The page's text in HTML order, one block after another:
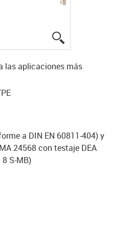
las aplicaciones más
a DIN EN 60811-404) y
24568 con testaje DEA
S-MB)